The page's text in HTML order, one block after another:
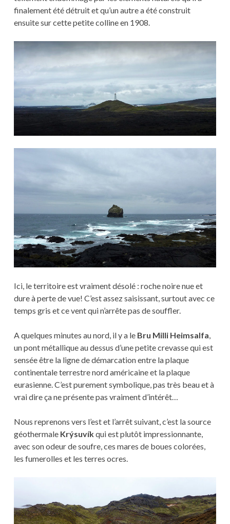
finalement été détruit et qu’un autre a été construit
ensuite sur cette petite colline en 1908.
Ici, le territoire est vraiment désolé : roche noire nue et
dure à perte de vue! C’est assez saisissant, surtout avec ce
temps gris et ce vent qui n’arrête pas de souffler.
A quelques minutes au nord, il y a le Bru Milli Heimsalfa
un pont métallique au dessus d’une petite crevasse qui est
sensée être la ligne de démarcation entre la plaque
continentale terrestre nord américaine et la plaque
eurasienne. C’est purement symbolique, pas très beau et à
vrai dire ça ne présente pas vraiment d’intérêt…
Nous reprenons vers l’est et l’arrêt suivant, c’est la source
géothermale Krýsuvíkqui est plutôt impressionnante,
avec son odeur de soufre, ces mares de boues colorées,
les fumerolles et les terres ocres.